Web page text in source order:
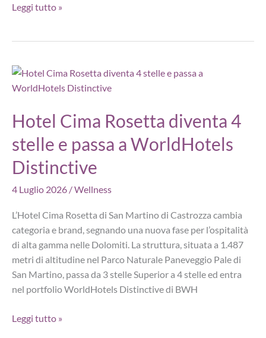
Terme
sulla
retreat
tra
termale,
natura
tecnologie
avanzate
Leggi tutto »
Hotel Cima Rosetta diventa 4
stelle e passa a WorldHotels
Distinctive
4 Luglio 2026 /Wellness
L’Hotel Cima Rosetta di San Martino di Castrozza cambia
categoria e brand, segnando una nuova fase per l’ospitalità
di alta gamma nelle Dolomiti. La struttura, situata a 1.487
metri di altitudine nel Parco Naturale Paneveggio Pale di
San Martino, passa da 3 stelle Superior a 4 stelle ed entra
nel portfolio WorldHotels Distinctive di BWH
Hotel
Leggi tutto »